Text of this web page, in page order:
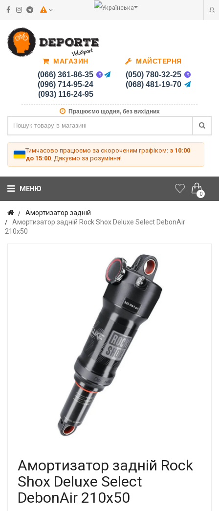
МАГАЗИН
(066) 361-86-35
(096) 714-95-24
(093) 116-24-95
МАЙСТЕРНЯ
(050) 780-32-25
(068) 481-19-70
Працюємо щодня, без вихідних
Тимчасово працюємо за скороченим графіком: з 10:00
до 15:00 . Дякуємо за розуміння!
0
МЕНЮ
Амортизатор задній
Амортизатор задній Rock Shox Deluxe Select DebonAir
210x50
Амортизатор задній Rock
Shox Deluxe Select
DebonAir 210x50